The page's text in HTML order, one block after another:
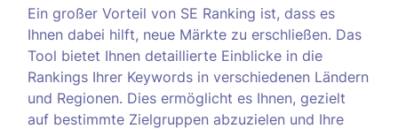
Ein großer Vorteil von SE Ranking ist, dass es
Ihnen dabei hilft, neue Märkte zu erschließen. Das
Tool bietet Ihnen detaillierte Einblicke in die
Rankings Ihrer Keywords in verschiedenen Ländern
und Regionen. Dies ermöglicht es Ihnen, gezielt
auf bestimmte Zielgruppen abzuzielen und Ihre